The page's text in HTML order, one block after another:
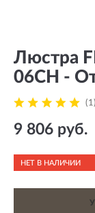
Люстра
06CH -
(1)
9 806 руб.
НЕТ В НАЛИЧИИ